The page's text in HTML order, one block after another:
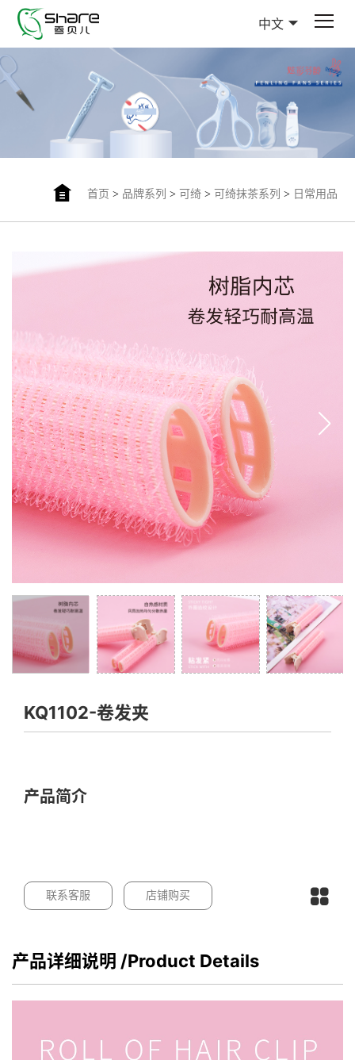
中文
首页 > 品牌系列 > 可绮> 可绮抹茶系列 > 日常用品
KQ1102-卷发夹
产品简介
联系客服 店铺购买
产品详细说明 /Product Details